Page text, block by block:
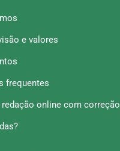
e valores
frequentes
redação online com correção